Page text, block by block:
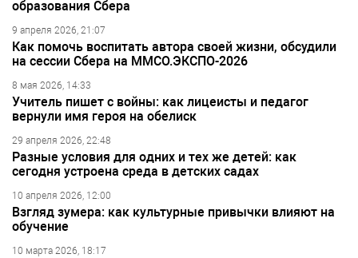
образования Сбера
9 апреля 2026, 21:07
Как помочь воспитать автора своей жизни, обсудили
на сессии Сбера на ММСО.ЭКСПО-2026
8 мая 2026, 14:33
Учитель пишет с войны: как лицеисты и педагог
вернули имя героя на обелиск
29 апреля 2026, 22:48
Разные условия для одних и тех же детей: как
сегодня устроена среда в детских садах
10 апреля 2026, 12:00
Взгляд зумера: как культурные привычки влияют на
обучение
10 марта 2026, 18:17